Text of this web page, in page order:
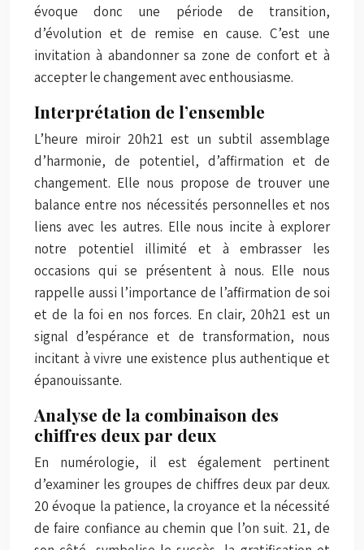
évoque donc une période de transition,
d’évolution et de remise en cause. C’est une
invitation à abandonner sa zone de confort et à
accepter le changement avec enthousiasme.
Interprétation de l’ensemble
L’heure miroir 20h21 est un subtil assemblage
d’harmonie, de potentiel, d’affirmation et de
changement. Elle nous propose de trouver une
balance entre nos nécessités personnelles et nos
liens avec les autres. Elle nous incite à explorer
notre potentiel illimité et à embrasser les
occasions qui se présentent à nous. Elle nous
rappelle aussi l’importance de l’affirmation de soi
et de la foi en nos forces. En clair, 20h21 est un
signal d’espérance et de transformation, nous
incitant à vivre une existence plus authentique et
épanouissante.
Analyse de la combinaison des
chiffres deux par deux
En numérologie, il est également pertinent
d’examiner les groupes de chiffres deux par deux.
20 évoque la patience, la croyance et la nécessité
de faire confiance au chemin que l’on suit. 21, de